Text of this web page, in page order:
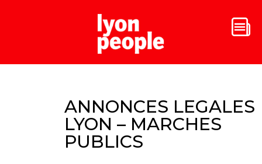
ANNONCES LEGALES
LYON – MARCHES
PUBLICS